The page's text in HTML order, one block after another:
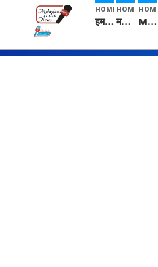
HOME
हम सनातनी..." सांसद kangana Ranaut से क्या बोली लड़की? Viral Jantar-Mantar | CJP protest
HOME
मनीषा हत्याकांड: हत्या, आत्महत्या या कोई बड़ा राज? | Full Story | Josh Haryana
HOME
Mangalsutra: हिंदू धर्म में शादी के बाद मंगलसूत्र क्यों पहनती है महिलाएं, किसने शुरु की ये परंपरा